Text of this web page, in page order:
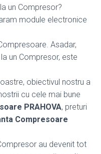
un Compresor?
module electronice
Asadar,
un Compresor, este
obiectivul nostru a
cu cele mai bune
PRAHOVA, preturi
Compresoare
au devenit tot